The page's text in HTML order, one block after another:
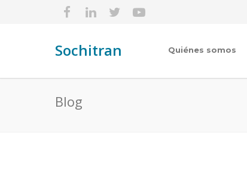
Sochitran Quiénes somos
Blog